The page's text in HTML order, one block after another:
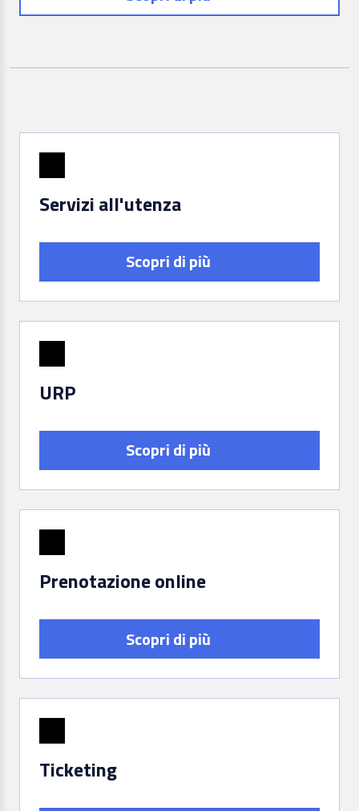
Servizi all'utenza
Scopri di più
URP
Scopri di più
Prenotazione online
Scopri di più
Ticketing